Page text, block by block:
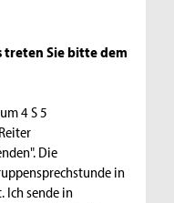
treten Sie bitte dem
4 S 5
Die
in
Ich sende in